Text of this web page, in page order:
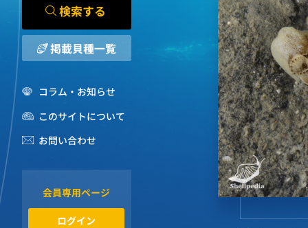
検索する
掲載貝種一覧
コラム・お知らせ
このサイトについて
お問い合わせ
会員専用ページ
ログイン